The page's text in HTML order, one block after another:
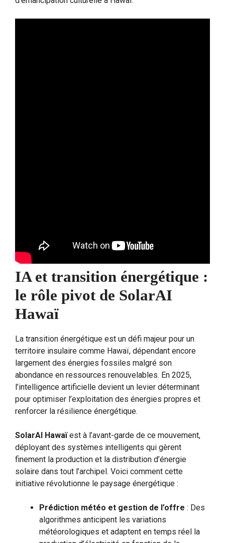
IA et transition énergétique :
le rôle pivot de SolarAI
Hawaï
La transition énergétique est un défi majeur pour un
territoire insulaire comme Hawaï, dépendant encore
largement des énergies fossiles malgré son
abondance en ressources renouvelables. En 2025,
l’intelligence artificielle devient un levier déterminant
pour optimiser l’exploitation des énergies propres et
renforcer la résilience énergétique.
SolarAI Hawaïest à l’avant-garde de ce mouvement,
déployant des systèmes intelligents qui gèrent
finement la production et la distribution d’énergie
solaire dans tout l’archipel. Voici comment cette
initiative révolutionne le paysage énergétique :
Prédiction météo et gestion de l’offre : Des
algorithmes anticipent les variations
météorologiques et adaptent en temps réel la